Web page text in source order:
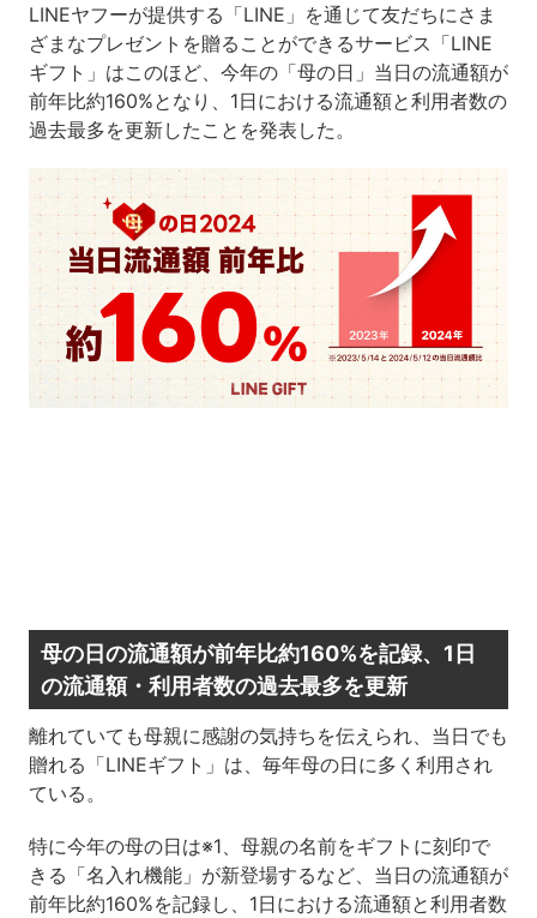
LINEヤフーが提供する「LINE」を通じて友だちにさま
ざまなプレゼントを贈ることができるサービス「LINE
ギフト」はこのほど、今年の「母の日」当日の流通額が
前年比約160%となり、1日における流通額と利用者数の
過去最多を更新したことを発表した。
母の日の流通額が前年比約160%を記録、1日
の流通額・利用者数の過去最多を更新
離れていても母親に感謝の気持ちを伝えられ、当日でも
贈れる「LINEギフト」は、毎年母の日に多く利用され
ている。
特に今年の母の日は※1、母親の名前をギフトに刻印で
きる「名入れ機能」が新登場するなど、当日の流通額が
前年比約160%を記録し、1日における流通額と利用者数